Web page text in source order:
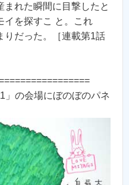
れた瞬間に目撃したと
イを探すこ と。これ
りだった。［連載第1話
」の会場にぼのぼのパネ